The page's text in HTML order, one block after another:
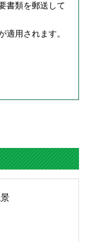
書類を郵送して
適用されます。